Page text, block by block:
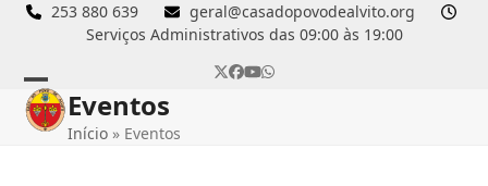
Skip
253 880 639
geral@casadopovodealvito.org
Serviços Administrativos das 09:00 às 19:00
Twitter
Facebook
YouTube
Whatsapp
Open
mobile
Close
mobile
Eventos
Início » Eventos